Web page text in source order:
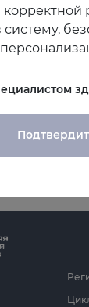
на
Все
систему,